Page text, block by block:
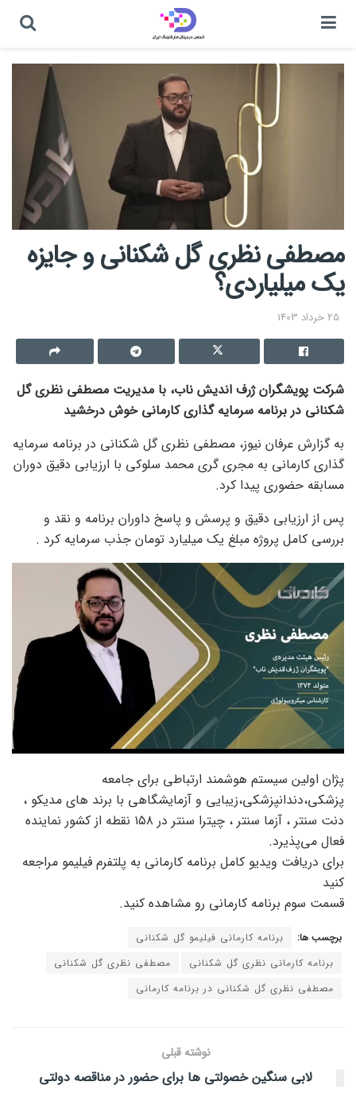
مصطفی نظری گل شکنانی و جایزه
یک میلیاردی؟
25 خرداد 1403
شرکت پویشگران ژرف اندیش ناب، با مدیریت مصطفی نظری گل
شکنانی در برنامه سرمایه گذاری کارمانی خوش درخشید
به گزارش عرفان نیوز، مصطفی نظری گل شکنانی در برنامه سرمایه
گذاری کارمانی به مجری گری محمد سلوکی با ارزیابی دقیق دوران
مسابقه حضوری پیدا کرد.
پس از ارزیابی دقیق و پرسش و پاسخ داوران برنامه و نقد و
بررسی کامل پروژه مبلغ یک میلیارد تومان جذب سرمایه کرد .
پژان اولین سیستم هوشمند ارتباطی برای جامعه
پزشکی،دندانپزشکی،زیبایی و آزمایشگاهی با برند های مدیکو ،
دنت سنتر ، آزما سنتر ، چیترا سنتر در ۱۵۸ نقطه از کشور نماینده
فعال می‌پذیرد.
برای دریافت ویدیو کامل برنامه کارمانی به پلتفرم فیلیمو مراجعه
کنید
قسمت سوم برنامه کارمانی رو مشاهده کنید.
برچسب ها:
برنامه کارمانی فیلیمو گل شکنانی
برنامه کارمانی نظری گل شکنانی
مصطفی نظری گل شکنانی
مصطفی نظری گل شکنانی در برنامه کارمانی
نوشته قبلی
لابی سنگین خصولتی ها برای حضور در مناقصه دولتی